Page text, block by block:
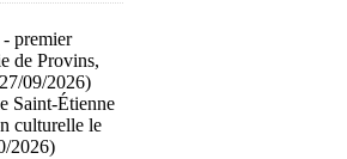
- premier
de Provins,
09/2026)
Saint-Étienne
culturelle le
2026)